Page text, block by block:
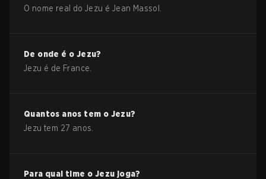
O nome real doJezu é Jean Massol
De onde é o Jezu?
Jezu é de France
Quantos anos tem o Jezu?
Jezu tem 27 anos.
Para qual time o Jezu joga?